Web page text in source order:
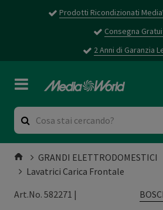
Prodotti Ricondizionati
Consegna
2 Anni di Garanzia
GRANDI ELETTRODOMESTICI
Lavatrici Carica Frontale
Art.No. 582271 |